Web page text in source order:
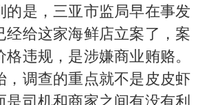
的是，三亚市监局早在事发
经给这家海鲜店立案了，案
违规，是涉嫌商业贿赂。
，调查的重点就不是皮皮虾
是司机和商家之间有没有利